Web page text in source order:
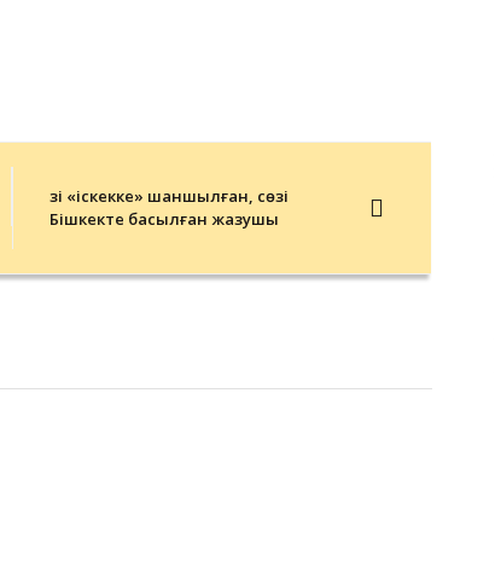
Өзі «іскекке» шаншылған, сөзі
Бішкекте басылған жазушы